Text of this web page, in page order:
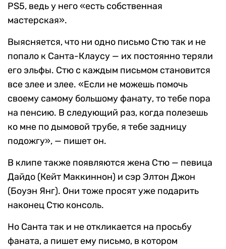
PS5, ведь у него «есть собственная
мастерская».
Выясняется, что ни одно письмо Стю так и не
попало к Санта-Клаусу — их постоянно теряли
его эльфы. Стю с каждым письмом становится
все злее и злее. «Если не можешь помочь
своему самому большому фанату, то тебе пора
на пенсию. В следующий раз, когда полезешь
ко мне по дымовой трубе, я тебе задницу
подожгу», — пишет он.
В клипе также появляются жена Стю — певица
Дайдо (Кейт Маккиннон) и сэр Элтон Джон
(Боуэн Янг). Они тоже просят уже подарить
наконец Стю консоль.
Но Санта так и не откликается на просьбу
фаната, а пишет ему письмо, в котором